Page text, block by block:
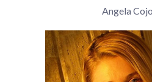
Angela